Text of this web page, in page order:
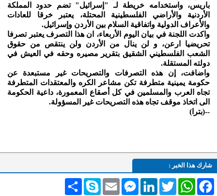
باريس، واستخدامه خريطة لـ "إسرائيل" تضم حدود المملكة
الأردنية والأراضي الفلسطينية المحتلة، يعتبر خرقا للعادات
والأعراف الدولية واتفاقية السلام بين الأردن وإسرائيل.
واكدت اللجنة في بيان اليوم الأربعاء، ان هذا التصرف يعتبر تصرفا
تحريضيا ارعن، و لن ينال من الأردن ولن ينتقص من حقوق
الشعب الفلسطيني الشقيق بتقرير مصيره وحقه في العيش في
دولته المستقلة.
واضافت، إن هذه التصرفات والتصريحات غير مستبعدة عن
حكومة يمينية متطرفة تكن مشاعر الكره والمعتقدات المتطرفة
تجاه العرب والمسلمين في كل أصقاع المعمورة، داعية الحكومة
الى اتخاذ موقف تجاه هذه التصريحات غير المسؤولة.
--(بترا)
شارك هذا الخبر :
انشر Skype Email
MessengerLinkedInTwitterWhatsAppFacebook